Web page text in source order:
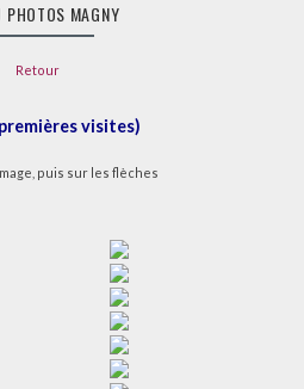
PHOTOS MAGNY
Retour
visites)
puis sur les flèches